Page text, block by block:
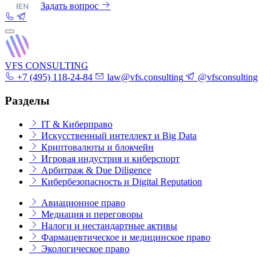
|EN Задать вопрос
VFS CONSULTING
+7 (495) 118-24-84
law@vfs.consulting @vfsconsulting
Разделы
IT & Киберправо
Искусственный интеллект и Big Data
Криптовалюты и блокчейн
Игровая индустрия и киберспорт
Арбитраж & Due Diligence
Кибербезопасность и Digital Reputation
Авиационное право
Медиация и переговоры
Налоги и нестандартные активы
Фармацевтическое и медицинское право
Экологическое право